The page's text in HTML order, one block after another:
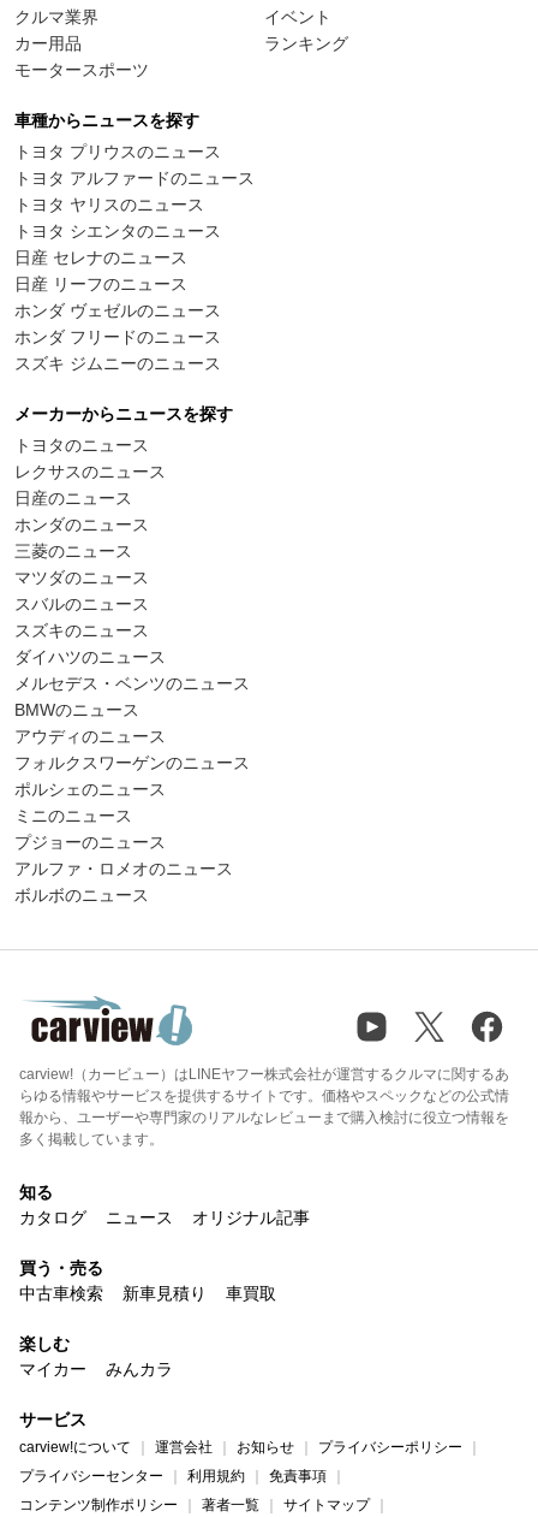
クルマ業界
カー用品
モータースポーツ
イベント
ランキング
車種からニュースを探す
トヨタ プリウスのニュース
トヨタ アルファードのニュース
トヨタ ヤリスのニュース
トヨタ シエンタのニュース
日産 セレナのニュース
日産 リーフのニュース
ホンダ ヴェゼルのニュース
ホンダ フリードのニュース
スズキ ジムニーのニュース
メーカーからニュースを探す
トヨタのニュース
レクサスのニュース
日産のニュース
ホンダのニュース
三菱のニュース
マツダのニュース
スバルのニュース
スズキのニュース
ダイハツのニュース
メルセデス・ベンツのニュース
BMWのニュース
アウディのニュース
フォルクスワーゲンのニュース
ポルシェのニュース
ミニのニュース
プジョーのニュース
アルファ・ロメオのニュース
ボルボのニュース
carview!（カービュー）はLINEヤフー株式会社が運営するクルマに関するあ
らゆる情報やサービスを提供するサイトです。価格やスペックなどの公式情
報から、ユーザーや専門家のリアルなレビューまで購入検討に役立つ情報を
多く掲載しています。
知る
カタログ
ニュース オリジナル記事
買う・売る
中古車検索
新車見積り 車買取
楽しむ
マイカー
みんカラ
サービス
carview!について 運営会社 お知らせ
プライバシーポリシー
プライバシーセンター
利用規約
免責事項
コンテンツ制作ポリシー
著者一覧 サイトマップ